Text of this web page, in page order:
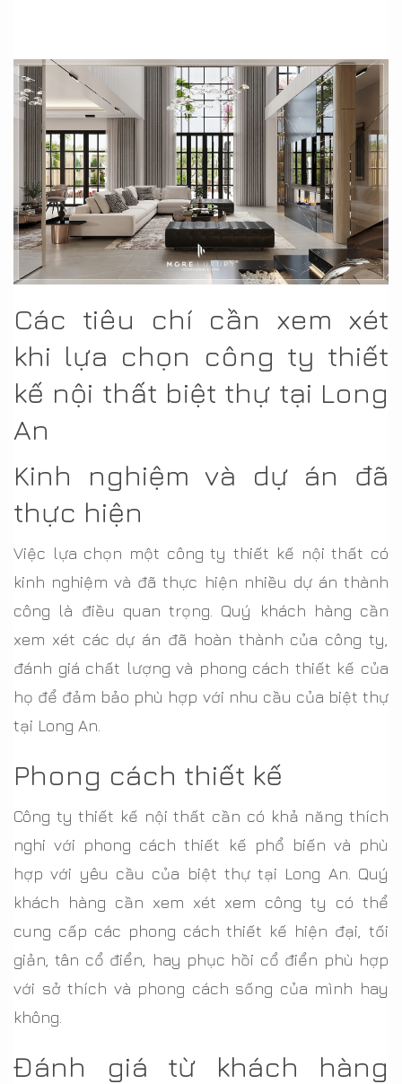
Các tiêu chí cần xem xét
khi lựa chọn công ty thiết
kế nội thất biệt thự tại Long
An
Kinh nghiệm và dự án đã
thực hiện
Việc lựa chọn một công ty thiết kế nội thất có
kinh nghiệm và đã thực hiện nhiều dự án thành
công là điều quan trọng. Quý khách hàng cần
xem xét các dự án đã hoàn thành của công ty,
đánh giá chất lượng và phong cách thiết kế của
họ để đảm bảo phù hợp với nhu cầu của biệt thự
tại Long An.
Phong cách thiết kế
Công ty thiết kế nội thất cần có khả năng thích
nghi với phong cách thiết kế phổ biến và phù
hợp với yêu cầu của biệt thự tại Long An. Quý
khách hàng cần xem xét xem công ty có thể
cung cấp các phong cách thiết kế hiện đại, tối
giản, tân cổ điển, hay phục hồi cổ điển phù hợp
với sở thích và phong cách sống của mình hay
không.
Đánh giá từ khách hàng